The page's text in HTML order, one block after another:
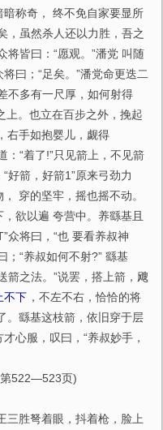
暗称奇， 终不免自家要显所
，虽然杀人还以力胜，吾之
将皆曰：“愿观。”潘党 叫随
曰；“足矣。”潘党命更迭二
不多有一尺厚，如何射得
上。也立在百步之外，挽起
右手如抱婴儿，觑得
：“着了!”只见箭上，不见箭
好箭，好箭1”原来弓劲力
穿的坚牢，摇也摇不动。
欲以遍 夸营中。养繇基且
众将曰，“也 要看养叔神
；“养叔如何不射?” 繇基
箭之法。”说罢，搭上箭，飕
不下 ，不左不右，恰恰的将
。繇基这枝箭，依旧穿于层
心服，叹曰，“养叔妙手，
522—523页)
胜弩着眼，抖着枪，脸上